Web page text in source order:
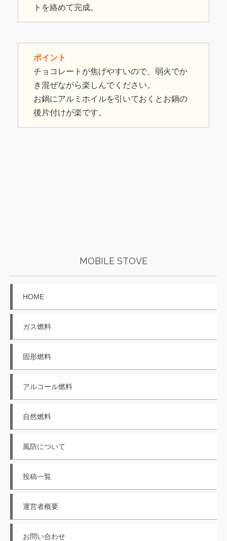
トを絡めて完成。
ポイント
チョコレートが焦げやすいので、弱火でか
き混ぜながら楽しんでください。
お鍋にアルミホイルを引いておくとお鍋の
後片付けが楽です。
MOBILE STOVE
HOME
ガス燃料
固形燃料
アルコール燃料
自然燃料
風防について
投稿一覧
運営者概要
お問い合わせ